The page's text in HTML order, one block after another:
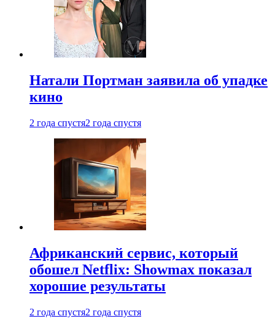
Натали Портман заявила об упадке
кино
2 года спустя2 года спустя
Африканский сервис, который
обошел Netflix: Showmax показал
хорошие результаты
2 года спустя2 года спустя